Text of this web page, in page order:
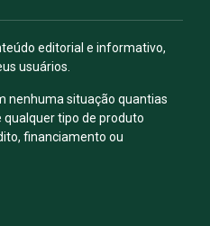
editorial e informativo,
usuários.
nenhuma situação quantias
tipo de produto
financiamento ou